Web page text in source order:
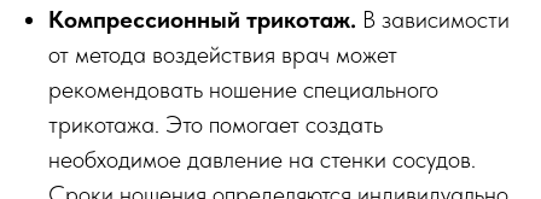
Компрессионный трикотаж. В зависимости
от метода воздействия врач может
рекомендовать ношение специального
трикотажа. Это помогает создать
необходимое давление на стенки сосудов.